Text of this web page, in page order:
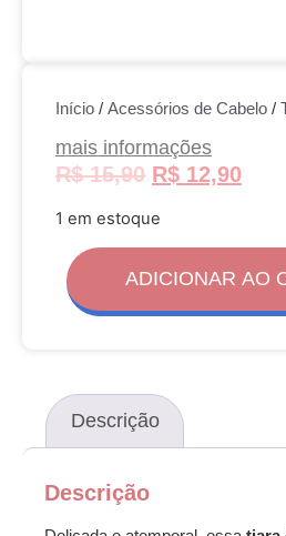
Início / Acessórios de Cabelo /
mais informações
R$15,90 R$ 12,90
1 em estoque
ADICIONAR AO
Descrição
Descrição